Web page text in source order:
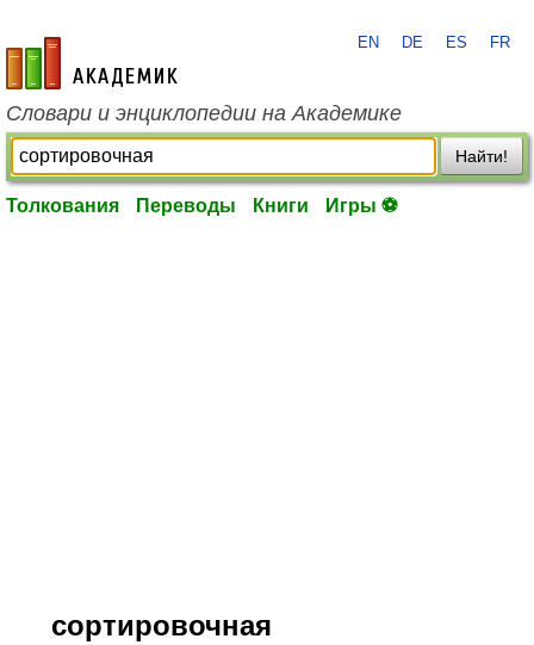
academic.ru
EN DE ES FR
Словари и энциклопедии на Академике
Найти!
Толкования Переводы Книги Игры ⚽
сортировочная